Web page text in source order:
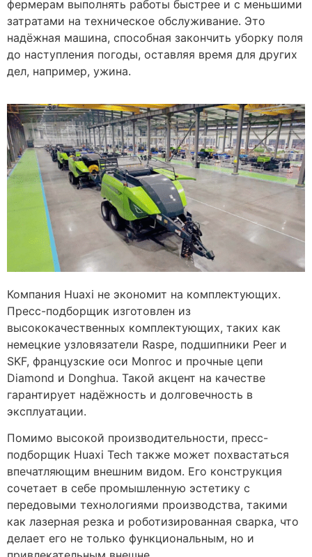
фермерам выполнять работы быстрее и с меньшими
затратами на техническое обслуживание. Это
надёжная машина, способная закончить уборку поля
до наступления погоды, оставляя время для других
дел, например, ужина.
Компания Huaxi не экономит на комплектующих.
Пресс-подборщик изготовлен из
высококачественных комплектующих, таких как
немецкие узловязатели Raspe, подшипники Peer и
SKF, французские оси Monroc и прочные цепи
Diamond и Donghua. Такой акцент на качестве
гарантирует надёжность и долговечность в
эксплуатации.
Помимо высокой производительности, пресс-
подборщик Huaxi Tech также может похвастаться
впечатляющим внешним видом. Его конструкция
сочетает в себе промышленную эстетику с
передовыми технологиями производства, такими
как лазерная резка и роботизированная сварка, что
делает его не только функциональным, но и